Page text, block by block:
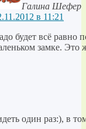
Галина Шефер
в 11:21
будет всё равно
замке. Это
один раз:), в